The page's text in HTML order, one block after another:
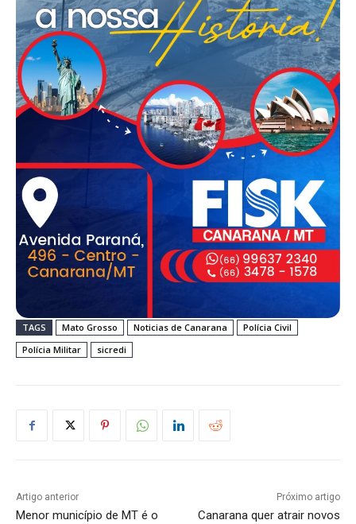
TAGS Mato Grosso Noticias de Canarana
Polícia Civil
Polícia Militar
sicredi
Artigo anterior
Menor município de MT é o
Próximo artigo
Canarana quer atrair novos